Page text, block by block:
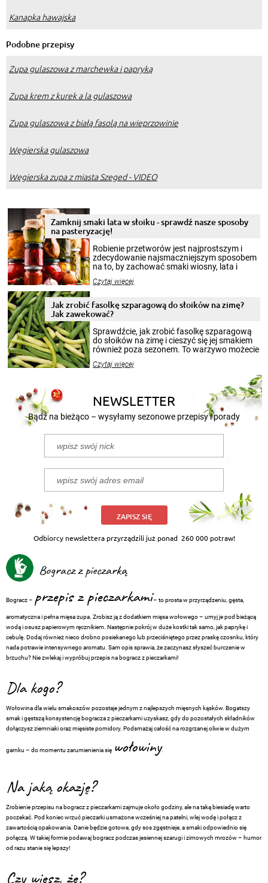
Kanapka hawajska
Podobne przepisy
Zupa gulaszowa z marchewka i papryką
Zupa krem z kurek a la gulaszowa
Zupa gulaszowa z białą fasolą na wieprzowinie
Węgierska gulaszowa
Węgierska zupa z miasta Szeged - VIDEO
Zamknij smaki lata w słoiku - sprawdź nasze sposoby
na pasteryzację!
Robienie przetworów jest najprostszym i
zdecydowanie najsmaczniejszym sposobem
na to, by zachować smaki wiosny, lata i
krajobrazów, by cieszyć nimi oko w sezonie
pełni poczuć atmosferę cieplejszych
miesięcy. Przygotowanie słoików ze
patenty, które pozwolą zachować świeżość
przetworów.
Czytaj więcej
Jak zrobić fasolkę szparagową do słoików na zimę?
Jak zawekować?
Sprawdźcie, jak zrobić fasolkę szparagową
do słoików na zimę i cieszyć się jej smakiem
również poza sezonem. To warzywo możecie
nasze propozycje!
Czytaj więcej
NEWSLETTER
Bądź na bieżąco – wysyłamy sezonowe przepisy i porady
ZAPISZ SIĘ
Odbiorcy newslettera przyrządzili już ponad 260 000 potraw!
Bogracz z pieczarką
Bogracz – przepis z pieczarkami– to prosta w przyrządzeniu, gęsta,
aromatyczna i pełna mięsa zupa. Zrobisz ją z dodatkiem mięsa wołowego – umyj je pod bieżącą
wodą i osusz papierowym ręcznikiem. Następnie pokrój w duże kostki tak samo, jak paprykę i
cebulę. Dodaj również nieco drobno posiekanego lub przeciśniętego przez praskę czosnku, który
nada potrawie intensywnego aromatu. Sam opis sprawia, że zaczynasz słyszeć burczenie w
brzuchu? Nie zwlekaj i wypróbuj przepis na bogracz z pieczarkami!
Dla kogo?
Wołowina dla wielu smakoszów pozostaje jednym z najlepszych mięsnych kąsków. Bogatszy
smak i gęstszą konsystencję bogracza z pieczarkami uzyskasz, gdy do pozostałych składników
dołączysz ziemniaki oraz mięsiste pomidory. Podsmażaj całość na rozgrzanej oliwie w dużym
garnku – do momentu zarumienienia się wołowiny.
Na jaką okazję?
Zrobienie przepisu na bogracz z pieczarkami zajmuje około godziny, ale na taką biesiadę warto
poczekać. Pod koniec wrzuć pieczarki usmażone wcześniej na patelni, wlej wodę i połącz z
zawartością opakowania. Danie będzie gotowe, gdy sos zgęstnieje, a smaki odpowiednio się
połączą. W takiej formie podawaj bogracz podczas jesiennej szarugi i zimowych mrozów – humor
od razu stanie się lepszy!
Czy wiesz, że?